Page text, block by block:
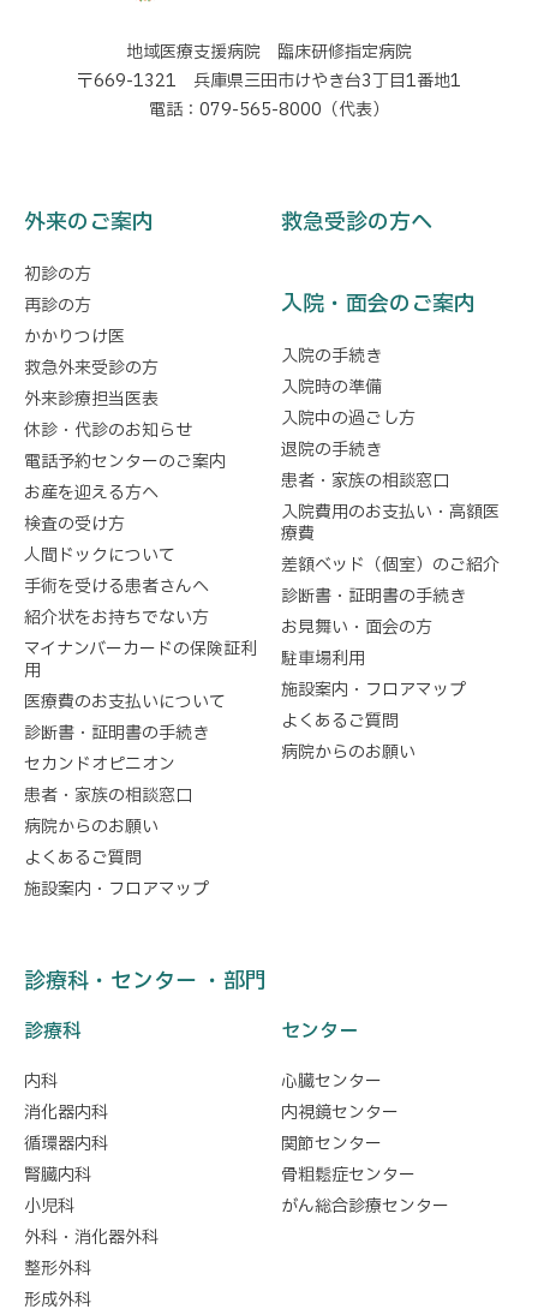
地域医療支援病院 臨床研修指定病院
〒669-1321 兵庫県三田市けやき台3丁目1番地1
電話：079-565-8000（代表）
外来のご案内
初診の方
再診の方
かかりつけ医
救急外来受診の方
外来診療担当医表
休診・代診のお知らせ
電話予約センターのご案内
お産を迎える方へ
検査の受け方
人間ドックについて
手術を受ける患者さんへ
紹介状をお持ちでない方
マイナンバーカードの保険証利
用
医療費のお支払いについて
診断書・証明書の手続き
セカンドオピニオン
患者・家族の相談窓口
病院からのお願い
よくあるご質問
施設案内・フロアマップ
救急受診の方へ
入院・面会のご案内
入院の手続き
入院時の準備
入院中の過ごし方
退院の手続き
患者・家族の相談窓口
入院費用のお支払い・高額医
療費
差額ベッド（個室）のご紹介
診断書・証明書の手続き
お見舞い・面会の方
駐車場利用
施設案内・フロアマップ
よくあるご質問
病院からのお願い
診療科・センター ・部門
診療科
内科
消化器内科
循環器内科
腎臓内科
小児科
外科・消化器外科
整形外科
形成外科
センター
心臓センター
内視鏡センター
関節センター
骨粗鬆症センター
がん総合診療センター